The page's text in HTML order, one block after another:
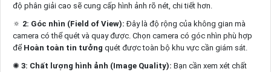
độ phân giải cao sẽ cung cấp hình ảnh rõ nét, chi tiết hơn.
🔅 2: Góc nhìn (Field of View): Đây là độ rộng của không gian mà
camera có thể quét và quay được. Chọn camera có góc nhìn phù hợp
để Hoàn toàn tin tưởng quét được toàn bộ khu vực cần giám sát.
✺ 3: Chất lượng hình ảnh (Image Quality): Bạn cần xem xét chất